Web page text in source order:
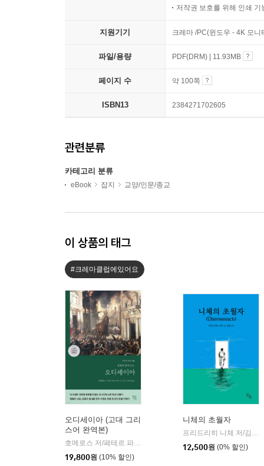
저작권 보호를 위해 인쇄 기
지원기기 크레마 /PC(윈도우 - 4K 모
파일/용량 PDF(DRM) | 11.93MB
페이지 수 약 100쪽
ISBN13 2384271702605
관련분류
카테고리 분류
eBook 잡지 교양/인문/종교
이 상품의 태그
#크레마클럽에있어요
오디세이아 (고대 그리
스어 완역본)
| 현대지성
19,800원 (10% 할인)
니체의 초월자
12,500원 (0% 할인)